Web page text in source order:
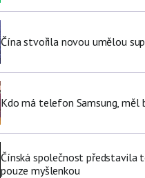
Čína stvořila novou umělou
Kdo má telefon Samsung, měl
Čínská společnost představila
pouze myšlenkou